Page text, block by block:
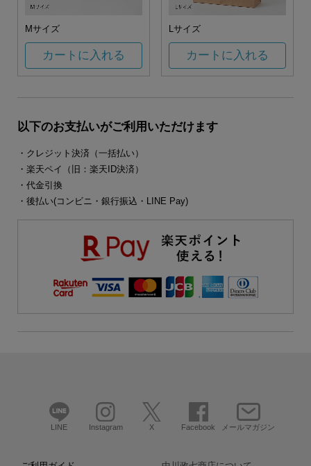
Mサイズ
カートに入れる
Lサイズ
カートに入れる
以下のお支払いがご利用いただけます
・クレジット決済（一括払い）
・楽天ペイ（旧：楽天ID決済）
・代金引換
・後払い(コンビニ・銀行振込・LINE Pay)
LINE Instagram X Facebook メールマガジン